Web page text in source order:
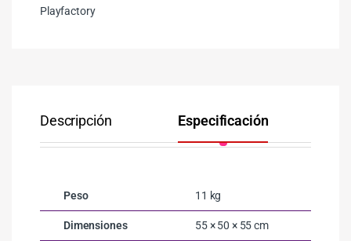
Playfactory
Descripción Especificación
Peso 11 kg
Dimensiones 55 × 50 × 55 cm